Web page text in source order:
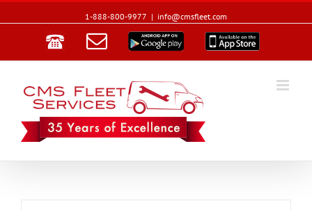
1-888-800-9977 | info@cmsfleet.com
Email
Google
Play
App
Store